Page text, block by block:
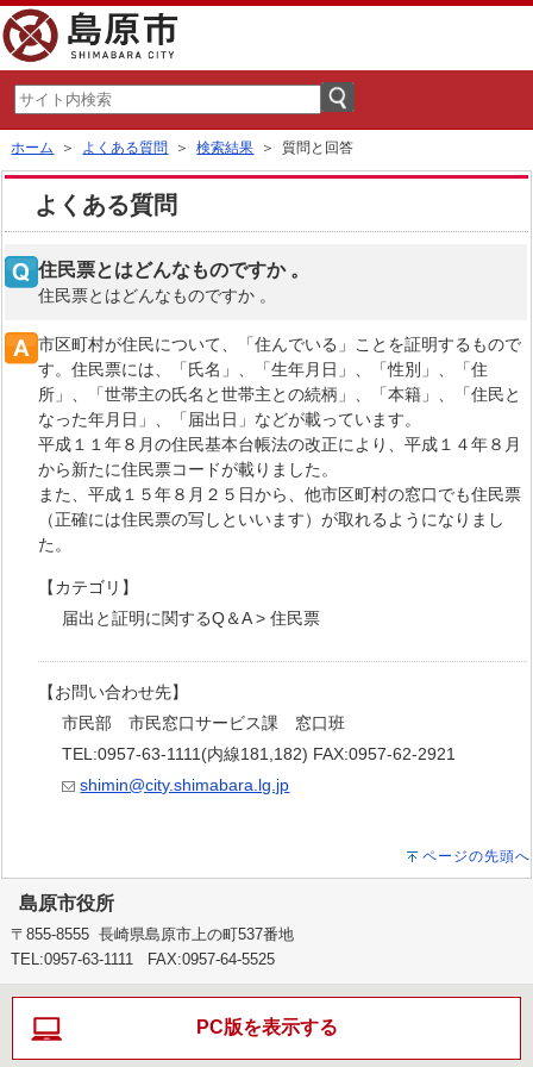
ホーム ＞ よくある質問 ＞検索結果 ＞ 質問と回答
よくある質問
住民票とはどんなものですか 。
住民票とはどんなものですか 。
市区町村が住民について、「住んでいる」ことを証明するもので
す。住民票には、「氏名」、「生年月日」、「性別」、「住
所」、「世帯主の氏名と世帯主との続柄」、「本籍」、「住民と
なった年月日」、「届出日」などが載っています。
平成１１年８月の住民基本台帳法の改正により、平成１４年８月
から新たに住民票コードが載りました。
また、平成１５年８月２５日から、他市区町村の窓口でも住民票
（正確には住民票の写しといいます）が取れるようになりまし
た。
【カテゴリ】
届出と証明に関するQ＆A > 住民票
【お問い合わせ先】
市民部 市民窓口サービス課 窓口班
TEL:0957-63-1111(内線181,182) FAX:0957-62-2921
shimin@city.shimabara.lg.jp
ページの先頭へ
島原市役所
〒855-8555 長崎県島原市上の町537番地
TEL:0957-63-1111 FAX:0957-64-5525
PC版を表示する